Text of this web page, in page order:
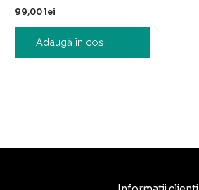
99,00lei
Adaugă în coș